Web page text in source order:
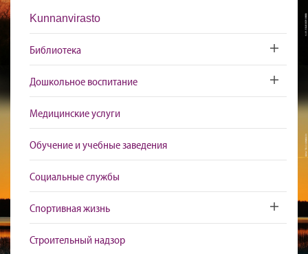
Kunnanvirasto
Библиотека Toggle
Дошкольное воспитание Toggle
Медицинские услуги
Обучение и учебные заведения
Социальные службы
Спортивная жизнь Toggle
Строительный надзор